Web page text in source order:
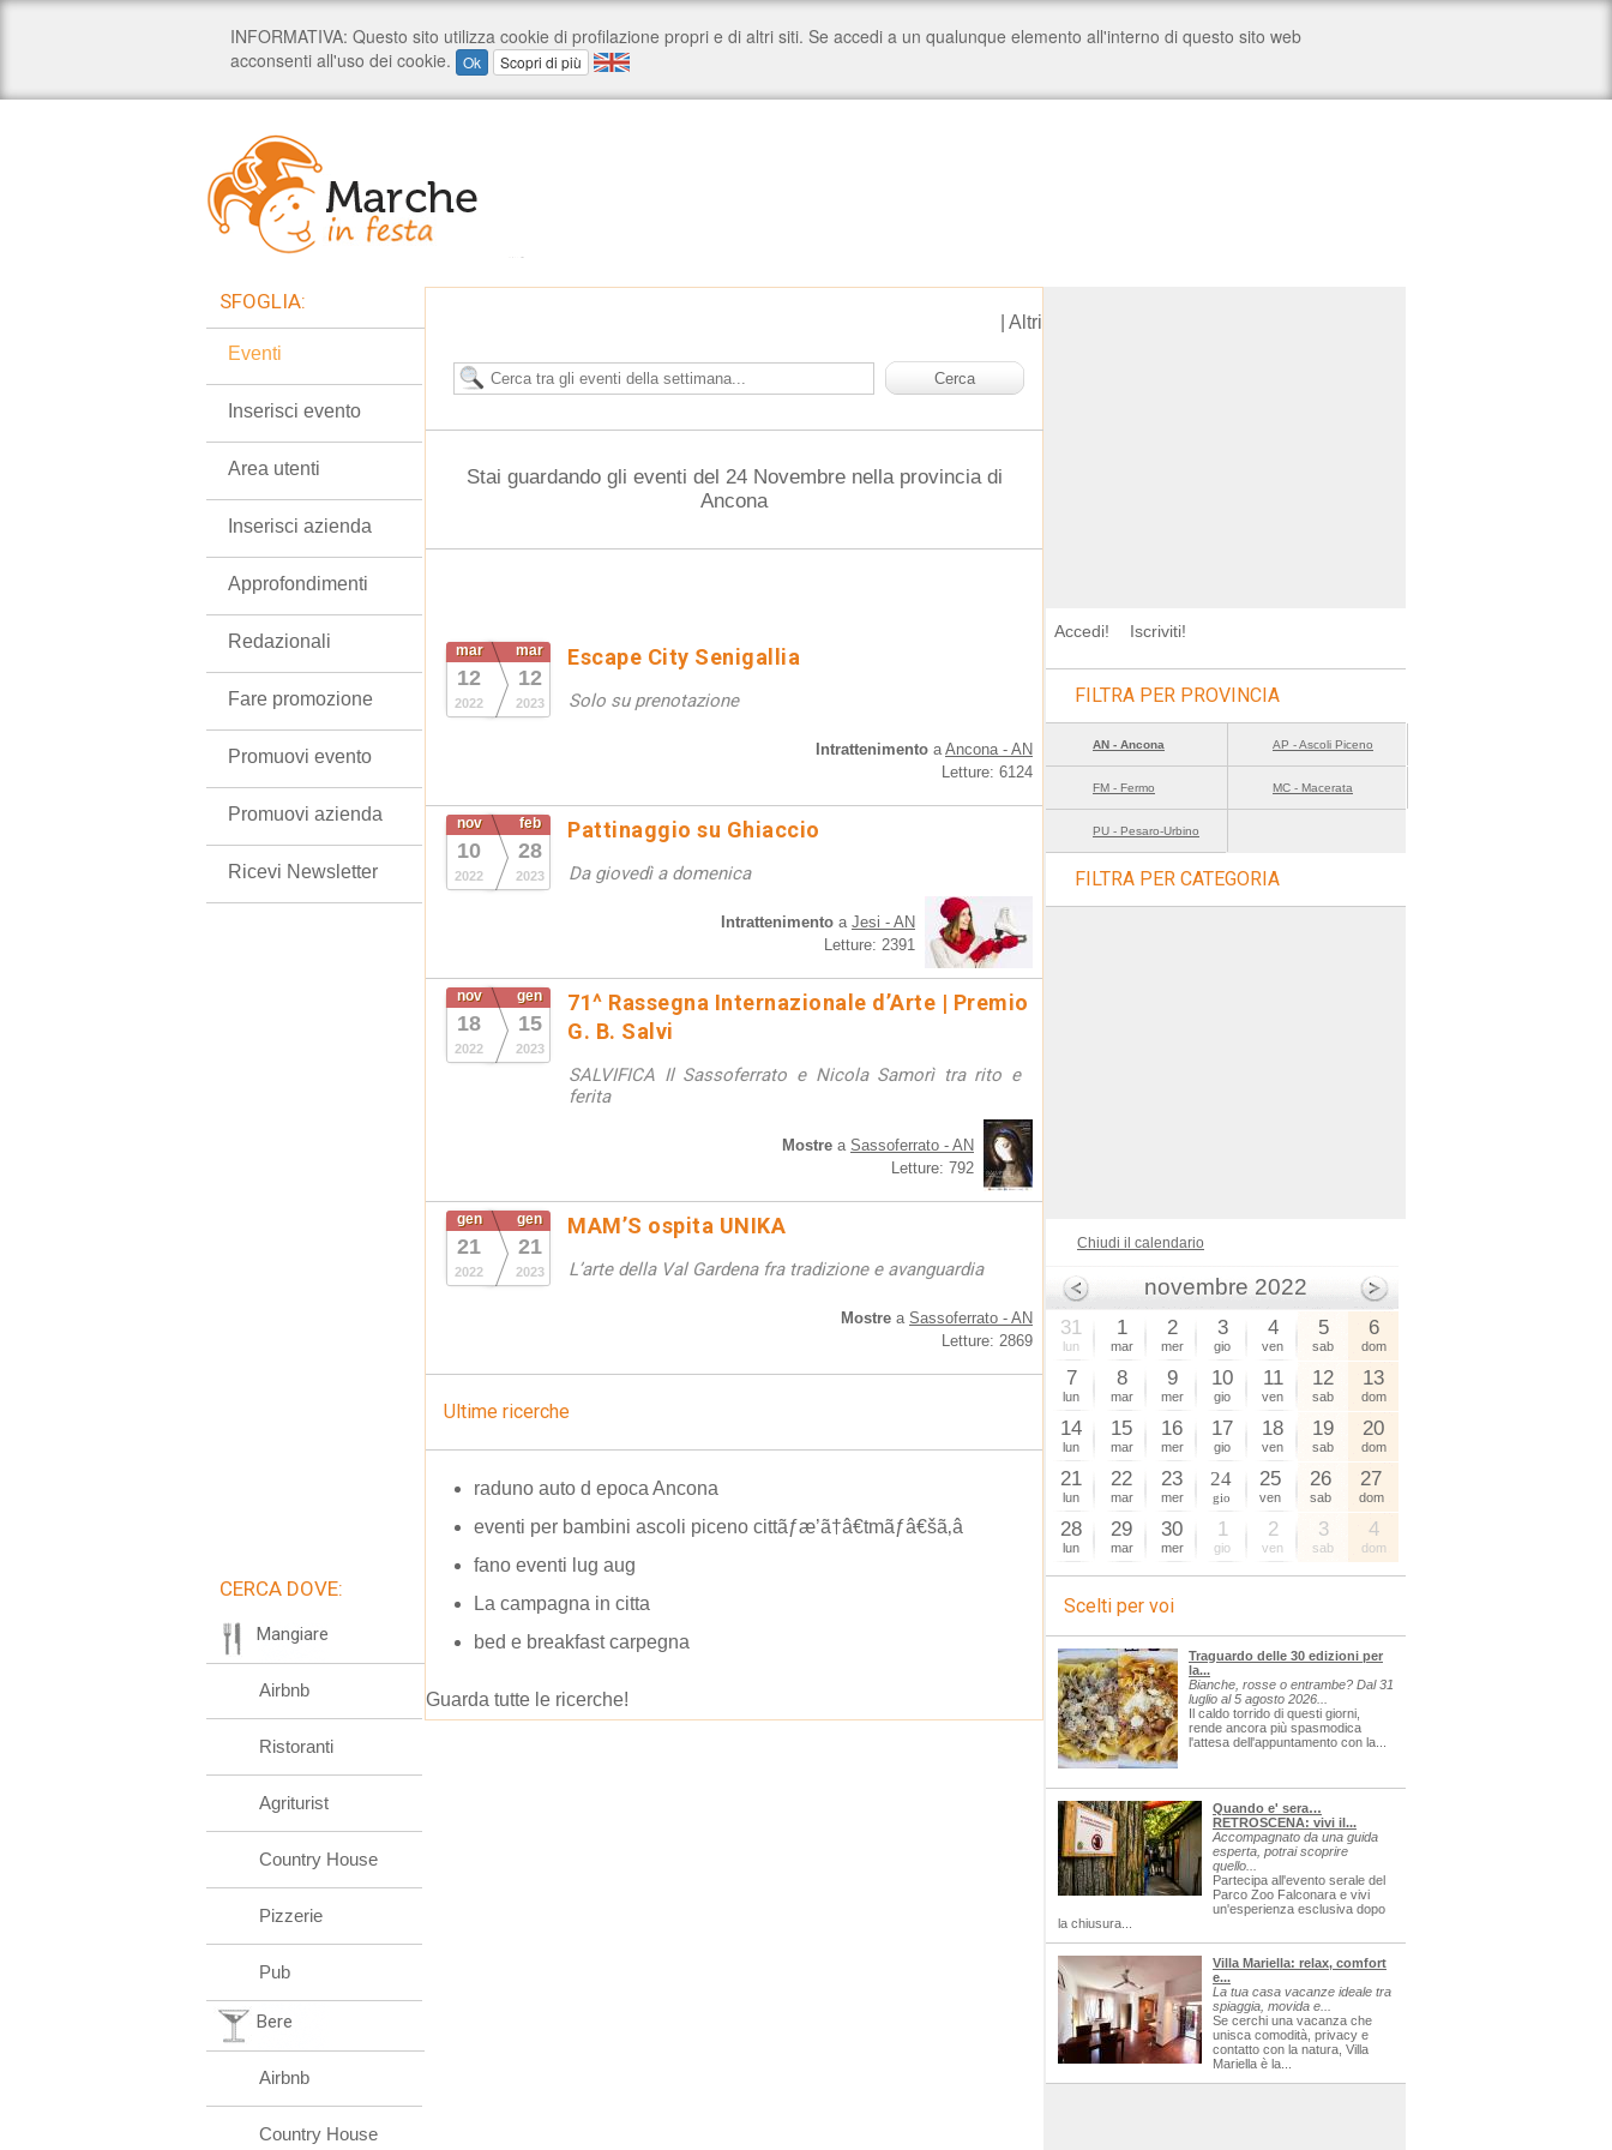
Altri
Stai guardando gli eventi del 24 Novembre nella provincia di
Ancona
mar
12
2022
mar
12
2023
Escape City Senigallia
Solo su prenotazione
Intrattenimento aAncona - AN
Letture: 6124
nov
10
2022
feb
28
2023
Pattinaggio su Ghiaccio
Da giovedì a domenica
Intrattenimento a Jesi - AN
Letture: 2391
nov
18
2022
gen
15
2023
71^ Rassegna Internazionale d’Arte | Premio
G. B. Salvi
SALVIFICA Il Sassoferrato e Nicola Samorì tra rito e
ferita
Mostre a Sassoferrato - AN
Letture: 792
gen
21
2022
gen
21
2023
MAM’S ospita UNIKA
L’arte della Val Gardena fra tradizione e avanguardia
Mostre a Sassoferrato - AN
Letture: 2869
Ultime ricerche
raduno auto d epoca Ancona
eventi per bambini ascoli piceno cittãƒæ’ã†â€tmãƒâ€šã‚â
fano eventi lug aug
La campagna in citta
bed e breakfast carpegna
Guarda tutte le ricerche!
SFOGLIA:
Eventi
Inserisci evento
Area utenti
Inserisci azienda
Approfondimenti
Redazionali
Fare promozione
Promuovi evento
Promuovi azienda
Ricevi Newsletter
CERCA DOVE:
Mangiare
Airbnb
Ristoranti
Agriturist
Country House
Pizzerie
Pub
Bere
Airbnb
Country House
Accedi! Iscriviti!
FILTRA PER PROVINCIA
AN - Ancona AP - Ascoli Piceno
FM - Fermo MC - Macerata
PU - Pesaro-Urbino
FILTRA PER CATEGORIA
Chiudi il calendario
novembre 2022
31
lun
1
mar
2
mer
3
gio
4
ven
5
sab
6
dom
7
lun
8
mar
9
mer
10
gio
11
ven
12
sab
13
dom
14
lun
15
mar
16
mer
17
gio
18
ven
19
sab
20
dom
21
lun
22
mar
23
mer
24
gio
25
ven
26
sab
27
dom
28
lun
29
mar
30
mer
1
gio
2
ven
3
sab
4
dom
Scelti per voi
Traguardo delle 30 edizioni per
la...
Bianche, rosse o entrambe? Dal 31
luglio al 5 agosto 2026...
Il caldo torrido di questi giorni,
rende ancora più spasmodica
l'attesa dell'appuntamento con la...
Quando e' sera…
RETROSCENA: vivi il...
Accompagnato da una guida
esperta, potrai scoprire
quello...
Partecipa all'evento serale del
Parco Zoo Falconara e vivi
un'esperienza esclusiva dopo
la chiusura...
Villa Mariella: relax, comfort
e...
La tua casa vacanze ideale tra
spiaggia, movida e...
Se cerchi una vacanza che
unisca comodità, privacy e
contatto con la natura, Villa
Mariella è la...